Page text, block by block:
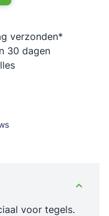
verzonden*
30 dagen
voor tegels.